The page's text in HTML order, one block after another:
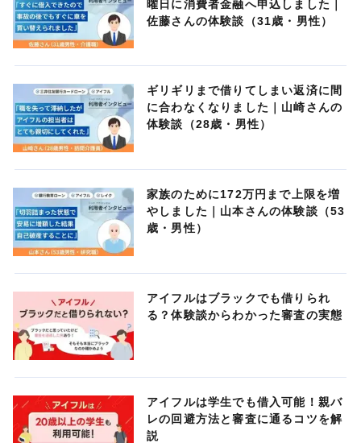
曜日に消費者金融へ申込しました｜
佐藤さんの体験談（31歳・男性）
ギリギリまで借りてしまい返済に間
に合わなくなりました｜山崎さんの
体験談（28歳・男性）
家族のために172万円まで上限を増
やしました｜山本さんの体験談（53
歳・男性）
アイフルはブラックでも借りられ
る？体験談からわかった審査の実態
アイフルは学生でも借入可能！親バ
レの回避方法と審査に通るコツを解
説